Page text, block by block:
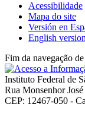
Acessibilidade
Mapa do site
Versión en
English
Fim da navegação
Instituto Federal de
Rua Monsenhor
CEP: 12467-050 -